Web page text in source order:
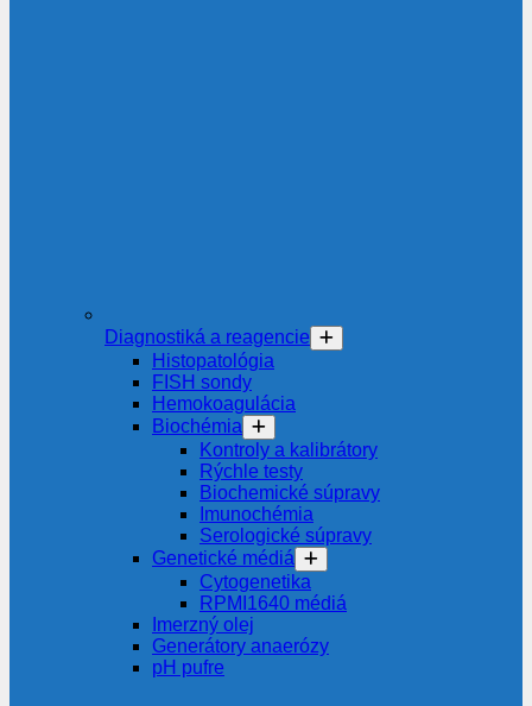
Diagnostiká a reagencie
Histopatológia
FISH sondy
Hemokoagulácia
Biochémia
Kontroly a kalibrátory
Rýchle testy
Biochemické súpravy
Imunochémia
Serologické súpravy
Genetické médiá
Cytogenetika
RPMI1640 médiá
Imerzný olej
Generátory anaerózy
pH pufre